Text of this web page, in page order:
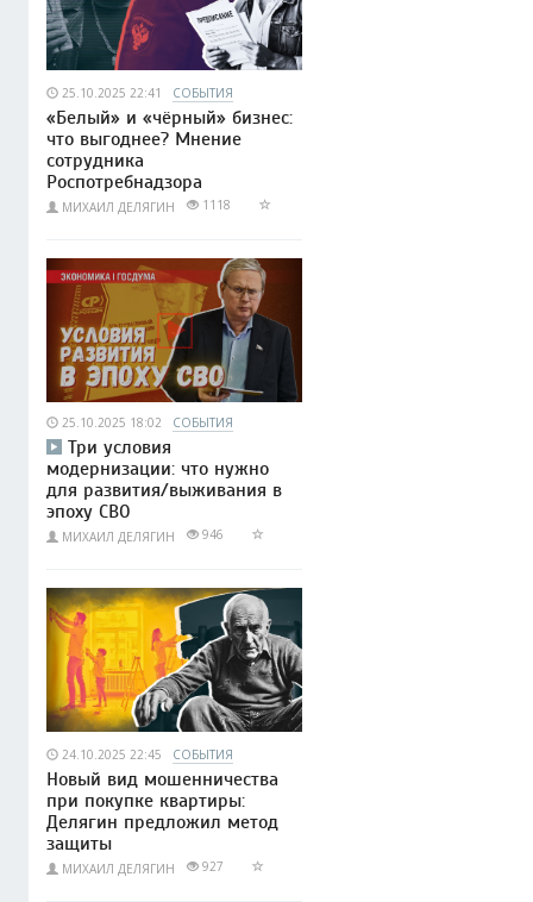
25.10.2025 22:41 СОБЫТИЯ
«Белый» и «чёрный» бизнес:
что выгоднее? Мнение
сотрудника
Роспотребнадзора
МИХАИЛ ДЕЛЯГИН 1118
25.10.2025 18:02 СОБЫТИЯ
Три условия
модернизации: что нужно
для развития/выживания в
эпоху СВО
МИХАИЛ ДЕЛЯГИН 946
24.10.2025 22:45 СОБЫТИЯ
Новый вид мошенничества
при покупке квартиры:
Делягин предложил метод
защиты
МИХАИЛ ДЕЛЯГИН 927